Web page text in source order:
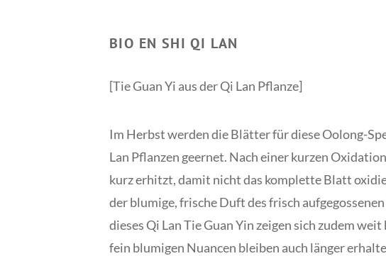
BIO EN SHI QI LAN
[Tie Guan Yi aus der Qi Lan Pflanze]
Im Herbst werden die Blätter für diese Oolong-
Lan Pflanzen geernet. Nach einer kurzen
kurz erhitzt, damit nicht das komplette Blatt
der blumige, frische Duft des frisch
dieses Qi Lan Tie Guan Yin zeigen sich zudem
fein blumigen Nuancen bleiben auch länger